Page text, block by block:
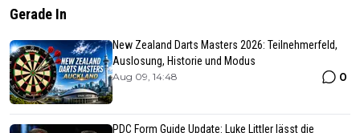
Gerade In
New Zealand Darts Masters 2026: Teilnehmerfeld,
Auslosung, Historie und Modus
Aug 09, 14:48 0
PDC Form Guide Update: Luke Littler lässt die